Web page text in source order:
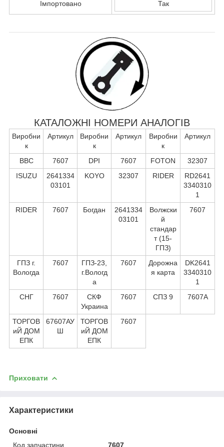
Імпортовано Так
КАТАЛОЖНІ НОМЕРИ АНАЛОГІВ
Виробни
к
Артикул
Виробни
к
Артикул
Виробни
к
Артикул
BBC 7607 DPI 7607 FOTON
32307
ISUZU
2641334
03101
KOYO 32307 RIDER
RD2641
3340310
1
RIDER
7607 Богдан
2641334
03101
Волжски
й
стандар
т (15-
ГПЗ)
7607
ГПЗ г.
Вологда
7607
ГПЗ-23,
г.Вологд
а
7607
Дорожна
я карта
DK2641
3340310
1
СНГ
7607
СКФ
Украина
7607 СПЗ 9 7607А
ТОРГОВ
иЙ ДОМ
ЕПК
67607АУ
Ш
ТОРГОВ
иЙ ДОМ
ЕПК
7607
Приховати
Характеристики
Основні
Код запчастини
7607